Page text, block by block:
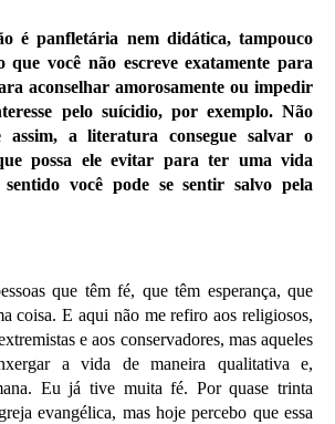
é panfletária nem didática, tampouco
que você não escreve exatamente para
aconselhar amorosamente ou impedir
pelo suícidio, por exemplo. Não
assim, a literatura consegue salvar o
possa ele evitar para ter uma vida
você pode se sentir salvo pela
que têm fé, que têm esperança, que
coisa. E aqui não me refiro aos religiosos,
e aos conservadores, mas aqueles
a vida de maneira qualitativa e,
Eu já tive muita fé. Por quase trinta
evangélica, mas hoje percebo que essa